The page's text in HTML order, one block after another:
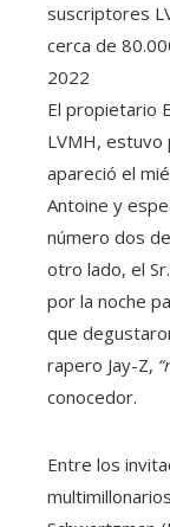
suscriptores
cerca de
2022
El propietario
LVMH, estuvo
apareció el
Antoine y
número dos
otro lado, el
por la noche
que
rapero Jay-Z,
conocedor.
Entre los